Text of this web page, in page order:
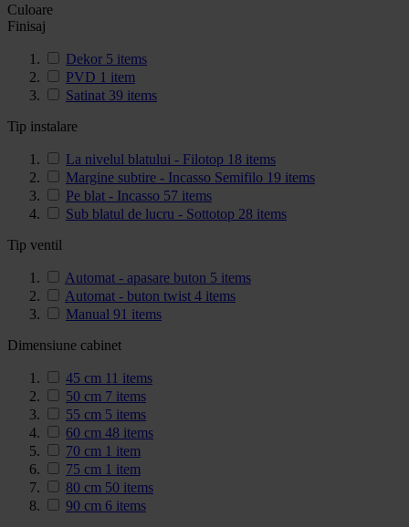
Culoare
Finisaj
Dekor 5 items
PVD 1 item
Satinat 39 items
Tip instalare
La nivelul blatului - Filotop 18 items
Margine subtire - Incasso Semifilo 19 items
Pe blat - Incasso 57 items
Sub blatul de lucru - Sottotop 28 items
Tip ventil
Automat - apasare buton 5 items
Automat - buton twist 4 items
Manual 91 items
Dimensiune cabinet
45 cm 11 items
50 cm 7 items
55 cm 5 items
60 cm 48 items
70 cm 1 item
75 cm 1 item
80 cm 50 items
90 cm 6 items